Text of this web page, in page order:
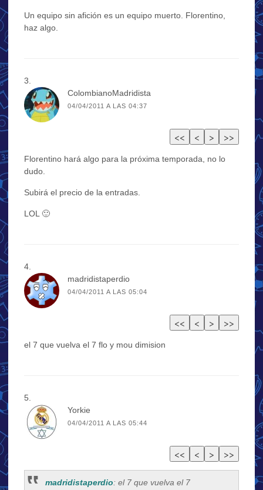
Un equipo sin afición es un equipo muerto. Florentino,
haz algo.
ColombianoMadridista
04/04/2011 A LAS 04:37
Florentino hará algo para la próxima temporada, no lo
dudo.
Subirá el precio de la entradas.
LOL 🙂
madridistaperdio
04/04/2011 A LAS 05:04
el 7 que vuelva el 7 flo y mou dimision
Yorkie
04/04/2011 A LAS 05:44
madridistaperdio: el 7 que vuelva el 7